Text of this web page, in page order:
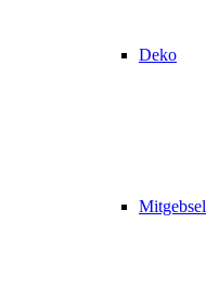
Deko
Mitgebsel